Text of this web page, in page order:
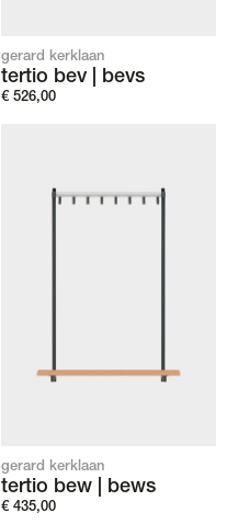
gerard kerklaan
tertio bev | bevs
€ 526,00
gerard kerklaan
tertio bew | bews
€ 435,00